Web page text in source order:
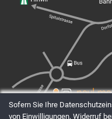
Sofern Sie Ihre
von Einwilligungen, Widerruf